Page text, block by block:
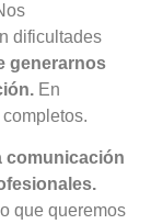
dificultades
generarnos
En
comunicación
que queremos